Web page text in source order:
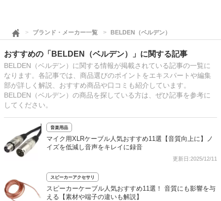
ブランド・メーカー一覧 BELDEN（ベルデン）
おすすめの「BELDEN（ベルデン）」に関する記事
BELDEN（ベルデン）に関する情報が掲載されている記事の一覧に
なります。各記事では、商品選びのポイントをエキスパートや編集
部が詳しく解説、おすすめ商品や口コミも紹介しています。
BELDEN（ベルデン）の商品を探している方は、ぜひ記事を参考に
してください。
音楽用品
マイク用XLRケーブル人気おすすめ11選【音質向上に】ノ
イズを低減し音声をキレイに録音
更新日:2025/12/11
スピーカーアクセサリ
スピーカーケーブル人気おすすめ11選！ 音質にも影響を与
える【素材や端子の違いも解説】